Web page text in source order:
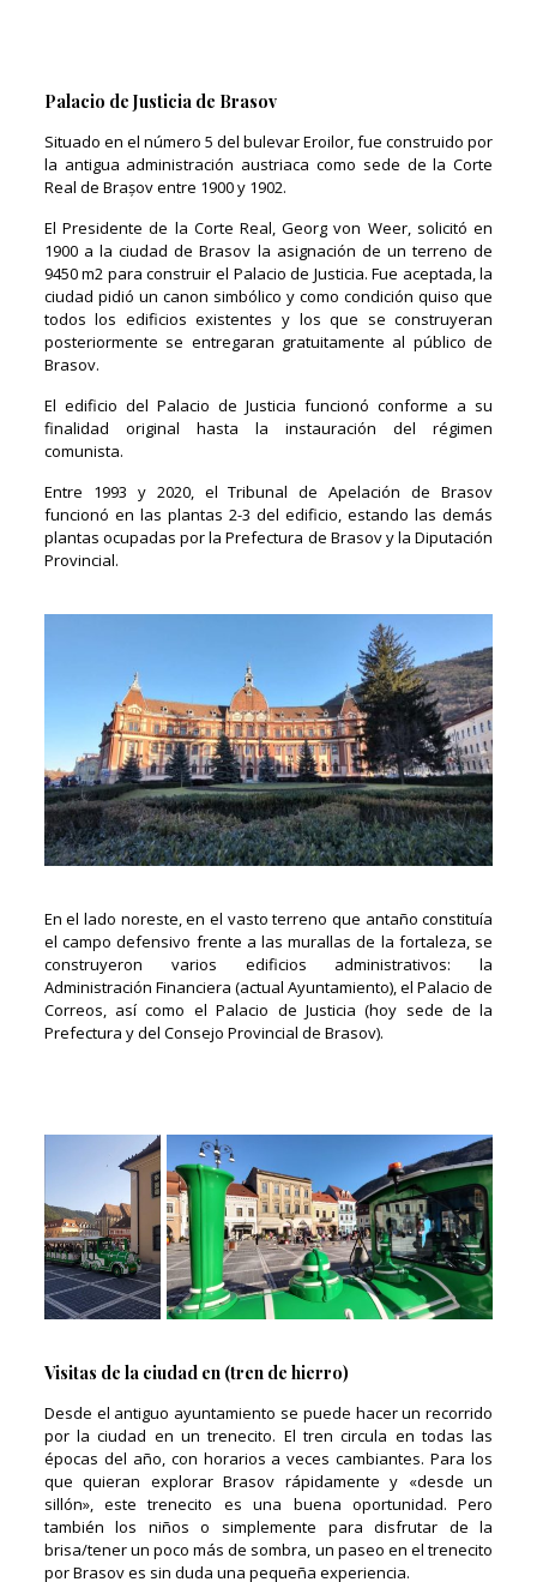
Palacio de Justicia de Brasov
Situado en el número 5 del bulevar Eroilor, fue construido por
la antigua administración austriaca como sede de la Corte
Real de Brașov entre 1900 y 1902.
El Presidente de la Corte Real, Georg von Weer, solicitó en
1900 a la ciudad de Brasov la asignación de un terreno de
9450 m2 para construir el Palacio de Justicia. Fue aceptada, la
ciudad pidió un canon simbólico y como condición quiso que
todos los edificios existentes y los que se construyeran
posteriormente se entregaran gratuitamente al público de
Brasov.
El edificio del Palacio de Justicia funcionó conforme a su
finalidad original hasta la instauración del régimen
comunista.
Entre 1993 y 2020, el Tribunal de Apelación de Brasov
funcionó en las plantas 2-3 del edificio, estando las demás
plantas ocupadas por la Prefectura de Brasov y la Diputación
Provincial.
En el lado noreste, en el vasto terreno que antaño constituía
el campo defensivo frente a las murallas de la fortaleza, se
construyeron varios edificios administrativos: la
Administración Financiera (actual Ayuntamiento), el Palacio de
Correos, así como el Palacio de Justicia (hoy sede de la
Prefectura y del Consejo Provincial de Brasov).
Visitas de la ciudad en (tren de hierro)
Desde el antiguo ayuntamiento se puede hacer un recorrido
por la ciudad en un trenecito. El tren circula en todas las
épocas del año, con horarios a veces cambiantes. Para los
que quieran explorar Brasov rápidamente y «desde un
sillón», este trenecito es una buena oportunidad. Pero
también los niños o simplemente para disfrutar de la
brisa/tener un poco más de sombra, un paseo en el trenecito
por Brasov es sin duda una pequeña experiencia.